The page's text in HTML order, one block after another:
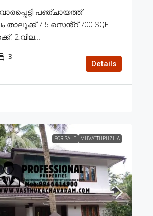
പഞ്ചായത്ത്
താലൂക്ക് 7.5 സെൻ്റ് 700 SQFT
2.വില...
3
Details
FOR SALE MUVATTUPUZHA